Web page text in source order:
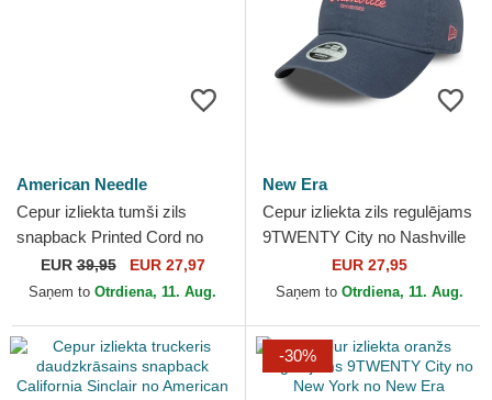
American Needle
Cepur izliekta tumši zils
snapback Printed Cord no
American Needle
EUR39,95 EUR 27,97
Saņem to Otrdiena, 11. Aug.
New Era
Cepur izliekta zils regulējams
9TWENTY City no Nashville
no New EraEUR 27,95
Saņem to Otrdiena, 11. Aug.
-30%